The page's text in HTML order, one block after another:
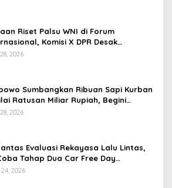
Riset Palsu WNI di Forum
Komisi X DPR Desak
dan Penegakan Sanksi Etik
2026
Sumbangkan Ribuan Sapi Kurban
Ratusan Miliar Rupiah, Begini
Menkeu Purbaya
2026
Evaluasi Rekayasa Lalu Lintas,
Tahap Dua Car Free Day
Diundur
2026